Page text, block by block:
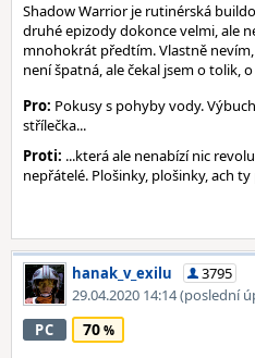
Shadow Warrior je rutinérská
druhé epizody dokonce velmi, ale
mnohokrát předtím. Vlastně
není špatná, ale čekal jsem o tolik,
Pro: Pokusy s pohyby vody.
střílečka...
Proti: ...která ale nenabízí nic
nepřátelé. Plošinky, plošinky, ach
hanak_v_exilu
3795
29.04.2020 14:14(poslední
PC 70